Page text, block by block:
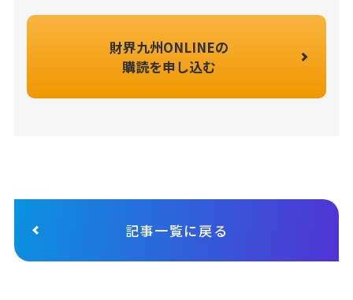
財界九州ONLINEの
購読を申し込む
記事一覧に戻る